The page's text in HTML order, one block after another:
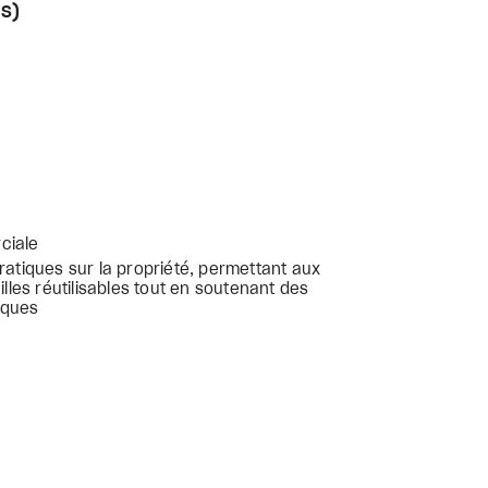
sur la propriété, permettant aux
réutilisables tout en soutenant des